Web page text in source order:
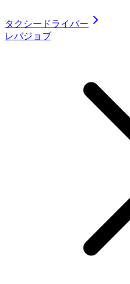
タクシードライバー
レバジョブ